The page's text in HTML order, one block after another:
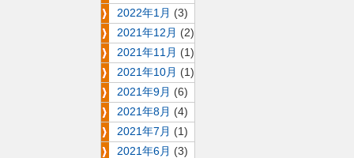
2022年1月 (3)
2021年12月 (2)
2021年11月 (1)
2021年10月 (1)
2021年9月 (6)
2021年8月 (4)
2021年7月 (1)
2021年6月 (3)